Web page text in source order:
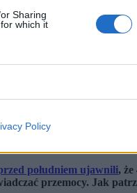
Sharing
which it
Policy
południem ujawnili,
przemocy. Jak